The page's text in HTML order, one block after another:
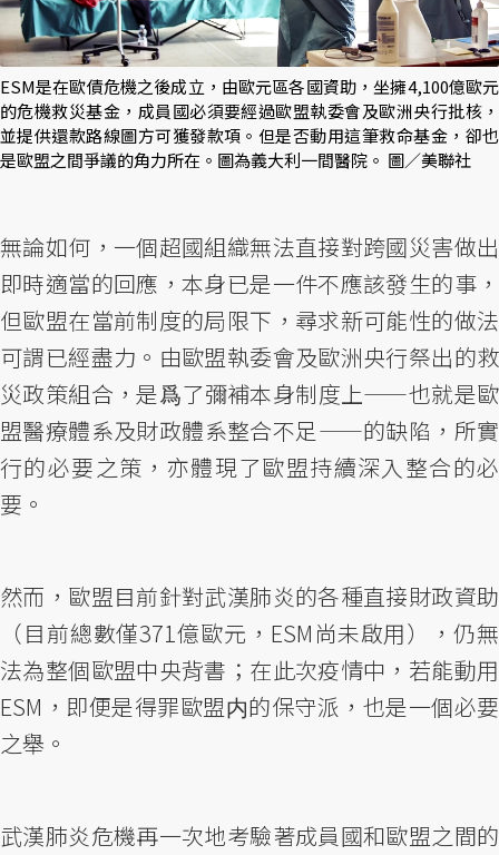
ESM是在歐債危機之後成立，由歐元區各國資助，坐擁4,100億歐元
的危機救災基金，成員國必須要經過歐盟執委會及歐洲央行批核，
並提供還款路線圖方可獲發款項。但是否動用這筆救命基金，卻也
是歐盟之間爭議的角力所在。圖為義大利一間醫院。 圖／美聯社
無論如何，一個超國組織無法直接對跨國災害做出
即時適當的回應，本身已是一件不應該發生的事，
但歐盟在當前制度的局限下，尋求新可能性的做法
可謂已經盡力。由歐盟執委會及歐洲央行祭出的救
災政策組合，是爲了彌補本身制度上——也就是歐
盟醫療體系及財政體系整合不足——的缺陷，所實
行的必要之策，亦體現了歐盟持續深入整合的必
要。
然而，歐盟目前針對武漢肺炎的各種直接財政資助
（目前總數僅371億歐元，ESM尚未啟用），仍無
法為整個歐盟中央背書；在此次疫情中，若能動用
ESM，即便是得罪歐盟内的保守派，也是一個必要
之舉。
武漢肺炎危機再一次地考驗著成員國和歐盟之間的